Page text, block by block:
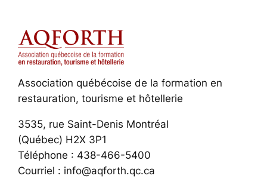
Association québécoise de la formation en
restauration, tourisme et hôtellerie
3535, rue Saint-Denis Montréal
(Québec) H2X 3P1
Téléphone : 438-466-5400
Courriel : info@aqforth.qc.ca